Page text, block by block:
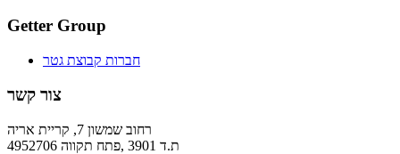
Getter Group
חברות קבוצת גטר
צור קשר
רחוב שמשון 7, קריית אריה
ת.ד 3901 ,פתח תקווה 4952706